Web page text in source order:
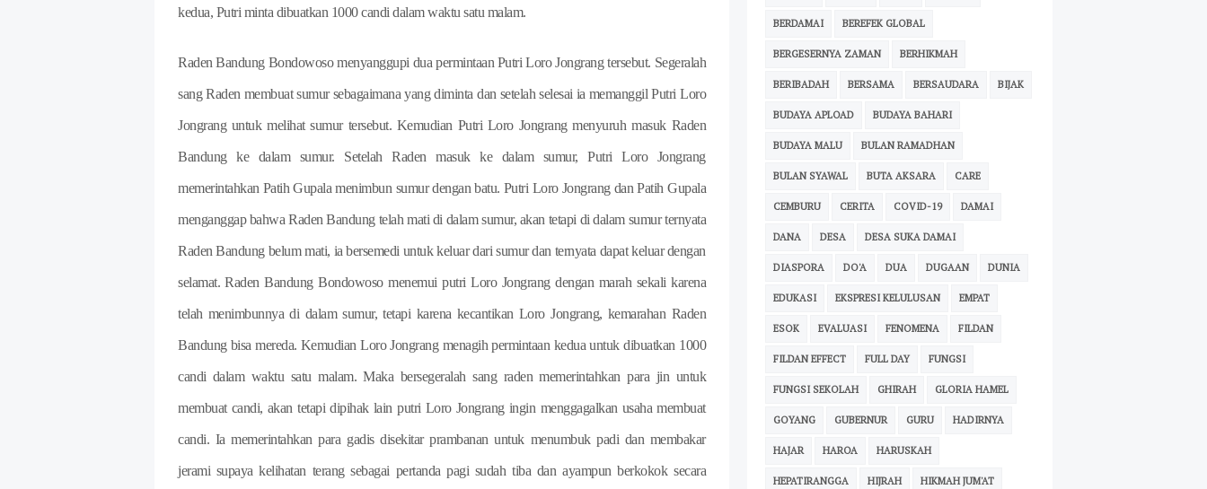
kedua, Putri minta dibuatkan 1000 candi dalam waktu satu malam.
Raden Bandung Bondowoso menyanggupi dua permintaan Putri Loro Jongrang tersebut. Segeralah
sang Raden membuat sumur sebagaimana yang diminta dan setelah selesai ia memanggil Putri Loro
Jongrang untuk melihat sumur tersebut. Kemudian Putri Loro Jongrang menyuruh masuk Raden
Bandung ke dalam sumur. Setelah Raden masuk ke dalam sumur, Putri Loro Jongrang
memerintahkan Patih Gupala menimbun sumur dengan batu. Putri Loro Jongrang dan Patih Gupala
menganggap bahwa Raden Bandung telah mati di dalam sumur, akan tetapi di dalam sumur ternyata
Raden Bandung belum mati, ia bersemedi untuk keluar dari sumur dan ternyata dapat keluar dengan
selamat. Raden Bandung Bondowoso menemui putri Loro Jongrang dengan marah sekali karena
telah menimbunnya di dalam sumur, tetapi karena kecantikan Loro Jongrang, kemarahan Raden
Bandung bisa mereda. Kemudian Loro Jongrang menagih permintaan kedua untuk dibuatkan 1000
candi dalam waktu satu malam. Maka bersegeralah sang raden memerintahkan para jin untuk
membuat candi, akan tetapi dipihak lain putri Loro Jongrang ingin menggagalkan usaha membuat
candi. Ia memerintahkan para gadis disekitar prambanan untuk menumbuk padi dan membakar
jerami supaya kelihatan terang sebagai pertanda pagi sudah tiba dan ayampun berkokok secara
BERDAMAI BEREFEK GLOBAL
BERGESERNYA ZAMAN BERHIKMAH
BERIBADAH BERSAMA BERSAUDARA BIJAK
BUDAYA APLOAD BUDAYA BAHARI
BUDAYA MALU BULAN RAMADHAN
BULAN SYAWAL BUTA AKSARA CARE
CEMBURU CERITA COVID-19 DAMAI
DANA DESA DESA SUKA DAMAI
DIASPORA DO'A DUA DUGAAN DUNIA
EDUKASI EKSPRESI KELULUSAN EMPAT
ESOK EVALUASI FENOMENA FILDAN
FILDAN EFFECT FULL DAY FUNGSI
FUNGSI SEKOLAH GHIRAH GLORIA HAMEL
GOYANG GUBERNUR GURU HADIRNYA
HAJAR HAROA HARUSKAH
HEPATIRANGGA HIJRAH HIKMAH JUM'AT